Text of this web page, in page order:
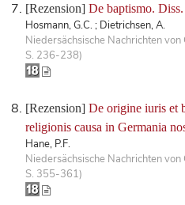
[Rezension] De baptismo. Diss.
Hosmann, G.C. ; Dietrichsen, A.
Niedersächsische Nachrichten
S. 236-238)
[Rezension] De origine iuris et
religionis causa in Germania
Hane, P.F.
Niedersächsische Nachrichten
S. 355-361)